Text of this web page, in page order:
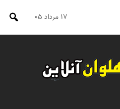
۱۷ مرداد ۰۵